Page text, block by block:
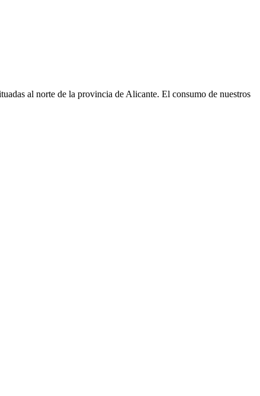
al norte de la provincia de Alicante. El consumo de nuestros